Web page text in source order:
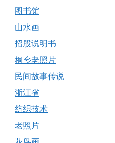
图书馆
山水画
招股说明书
桐乡老照片
民间故事传说
浙江省
纺织技术
老照片